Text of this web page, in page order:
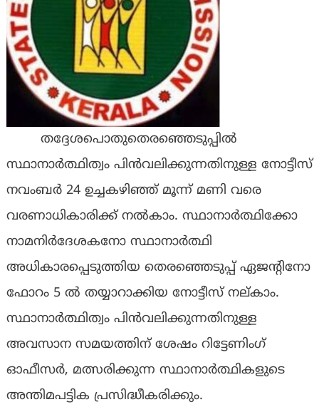
തദ്ദേശപൊതുതെരഞ്ഞെടുപ്പിൽ
സ്ഥാനാർത്ഥിത്വം പിൻവലിക്കുന്നതിനുള്ള നോട്ടീസ്
നവംബർ 24 ഉച്ചകഴിഞ്ഞ് മൂന്ന് മണി വരെ
വരണാധികാരിക്ക് നൽകാം. സ്ഥാനാർത്ഥിക്കോ
നാമനിർദേശകനോ സ്ഥാനാർത്ഥി
അധികാരപ്പെടുത്തിയ തെരഞ്ഞെടുപ്പ് ഏജന്റിനോ
ഫോറം 5 ൽ തയ്യാറാക്കിയ നോട്ടീസ് നല്കാം.
സ്ഥാനാർത്ഥിത്വം പിൻവലിക്കുന്നതിനുള്ള
അവസാന സമയത്തിന് ശേഷം റിട്ടേണിംഗ്
ഓഫീസർ, മത്സരിക്കുന്ന സ്ഥാനാർത്ഥികളുടെ
അന്തിമപട്ടിക പ്രസിദ്ധീകരിക്കും.